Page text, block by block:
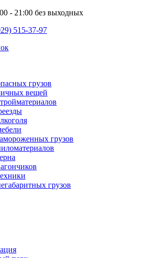
- 21:00 без выходных
515-37-97
грузов
вещей
грузов
грузов